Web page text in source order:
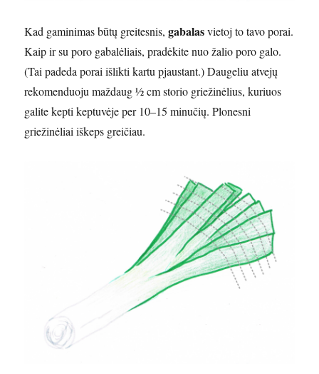
Kad gaminimas būtų greitesnis,gabalasvietoj to tavo porai.
Kaip ir su poro gabalėliais, pradėkite nuo žalio poro galo.
(Tai padeda porai išlikti kartu pjaustant.) Daugeliu atvejų
rekomenduoju maždaug ½ cm storio griežinėlius, kuriuos
galite kepti keptuvėje per 10–15 minučių. Plonesni
griežinėliai iškeps greičiau.